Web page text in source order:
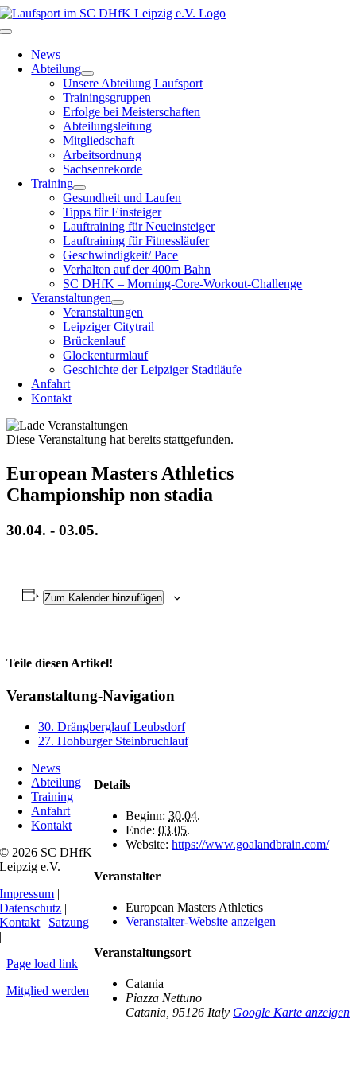
Zum
Inhalt
Toggle
Navigation
News
Abteilung
Unsere Abteilung Laufsport
Trainingsgruppen
Erfolge bei Meisterschaften
Abteilungsleitung
Mitgliedschaft
Arbeitsordnung
Sachsenrekorde
Training
Gesundheit und Laufen
Tipps für Einsteiger
Lauftraining für Neueinsteiger
Lauftraining für Fitnessläufer
Geschwindigkeit/ Pace
Verhalten auf der 400m Bahn
SC DHfK – Morning-Core-Workout-Challenge
Veranstaltungen
Veranstaltungen
Leipziger Citytrail
Brückenlauf
Glockenturmlauf
Geschichte der Leipziger Stadtläufe
Anfahrt
Kontakt
Diese Veranstaltung hat bereits stattgefunden.
European Masters Athletics
Championship non stadia
30.04. - 03.05.
Zum Kalender hinzufügen
Teile diesen Artikel!
Facebook
X
WhatsApp
Telegram
Veranstaltung-Navigation
30. Drängberglauf Leubsdorf
27. Hohburger Steinbruchlauf
Details
Beginn: 30.04.
Ende: 03.05.
Website: https://www.goalandbrain.com/
Veranstalter
European Masters Athletics
Veranstalter-Website anzeigen
Veranstaltungsort
Catania
Piazza Nettuno
Catania 95126 Italy Google Karte anzeigen
News
Abteilung
Training
Anfahrt
Kontakt
© 2026 SC DHfK
Leipzig e.V.
Impressum |
Datenschutz |
Kontakt | Satzung
|
Page load link
Mitglied werden